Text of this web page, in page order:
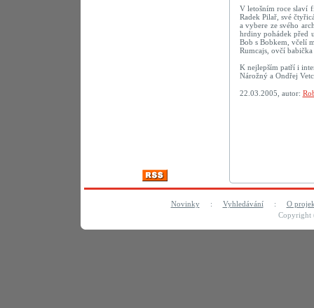
V letošním roce slaví
Radek Pilař, své
a vybere ze svého
hrdiny pohádek před
Bob s Bobkem, včelí
Rumcajs, ovčí
K nejlepším patří i
Nárožný a Ondřej
22.03.2005, autor:
Novinky: Vyhledávání: O
Copyright